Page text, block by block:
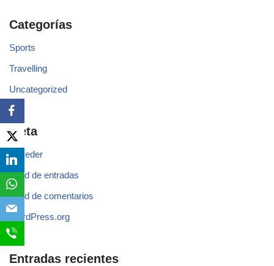
Categorías
Sports
Travelling
Uncategorized
Meta
Acceder
Feed de entradas
Feed de comentarios
WordPress.org
Entradas recientes